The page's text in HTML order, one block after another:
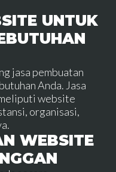
UNTUK
jasa pembuatan
Anda. Jasa
website
organisasi,
WEBSITE